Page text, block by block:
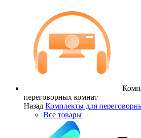
переговорных комнат
Назад Комплекты для
Все товары